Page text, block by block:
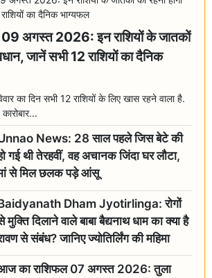
अगस्त 2026: इन राशियों के जातकों
जानें सभी 12 राशियों का दैनिक
का दिन सभी 12 राशियों के लिए खास रहने वाला है.
News: 28 साल पहले जिस बेटे की
गई थी तेरहवीं, वह अचानक जिंदा घर लौटा,
से मिल छलक पड़े आंसू
Dham Jyotirlinga: रोगों
मुक्ति दिलाने वाले बाबा बैद्यनाथ धाम का क्या है
से संबंध? जानिए ज्योतिर्लिंग की महिमा
का राशिफल 07 अगस्त 2026: तुला